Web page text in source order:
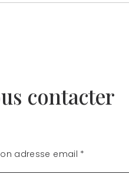
contacter